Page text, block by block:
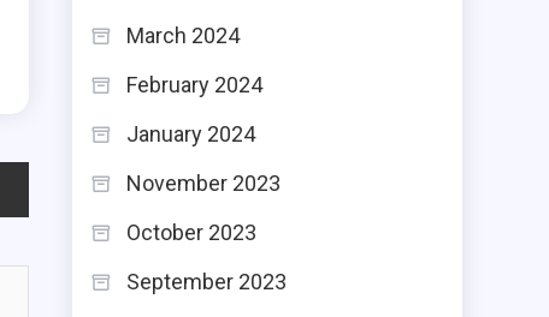
March 2024
February 2024
January 2024
November 2023
October 2023
September 2023